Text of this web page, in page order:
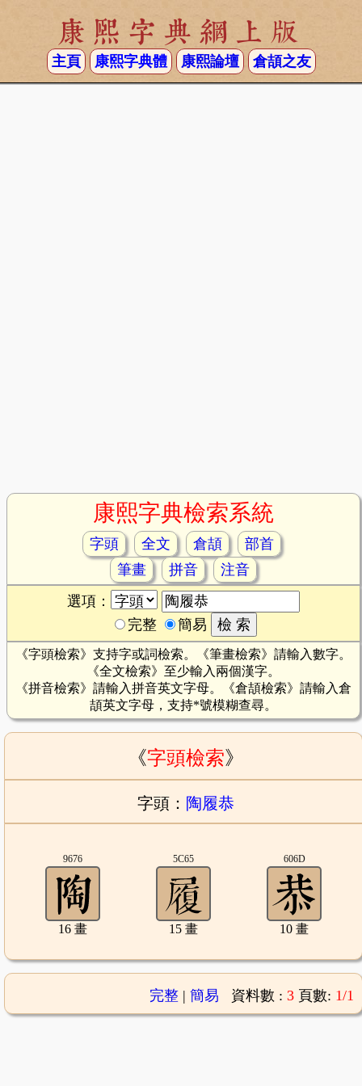
康熙字典網上版
主頁 康熙字典體 康熙論壇 倉頡之友
康熙字典檢索系統
字頭 全文 倉頡
部首
筆畫
拼音
注音
選項：
完整
簡易
《字頭檢索》支持字或詞檢索。《筆畫檢索》請輸入數字。
《全文檢索》至少輸入兩個漢字。
《拼音檢索》請輸入拼音英文字母。《倉頡檢索》請輸入倉
頡英文字母，支持*號模糊查尋。
《字頭檢索》
字頭： 陶履恭
9676
16 畫
5C65
15 畫
606D
10 畫
完整| 簡易 資料數 : 3 頁數: 1/1